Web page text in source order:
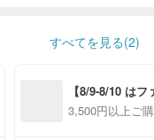
すべてを見る(2)
【8/9-8/10 は
員感謝デー】ア
全品対象7％
3,500円以上ご